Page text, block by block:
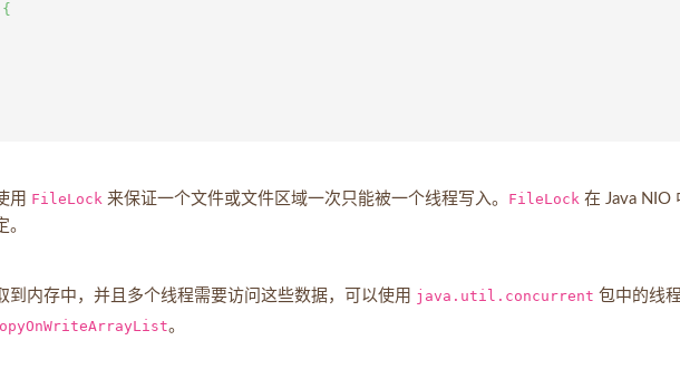
用 FileLock 来保证一个文件或文件区域一次只能被一个线程写入。 FileLock 在 Java NIO
到内存中，并且多个线程需要访问这些数据，可以使用 java.util.concurrent 包中的线
。